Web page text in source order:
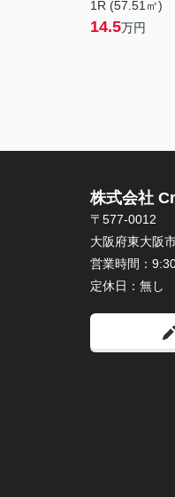
1R (57.51㎡)
14.5万円
株式会社
〒577-0012
大阪府東大阪
営業時間：
定休日： 無し